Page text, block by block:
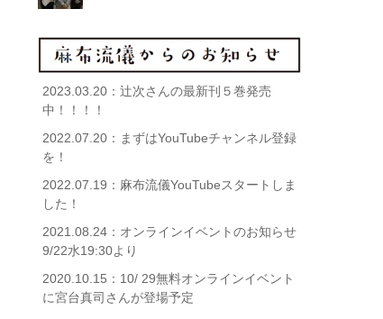
2023.03.20： 辻次さんの最新刊５巻発売
中！！！！
2022.07.20： まずはYouTubeチャンネル登録
を！
2022.07.19： 麻布流儀YouTubeスタートしま
した！
2021.08.24： オンラインイベントのお知らせ
9/22水19:30より
2020.10.15： 10/ 29無料オンラインイベント
に宮台真司さんが登場予定